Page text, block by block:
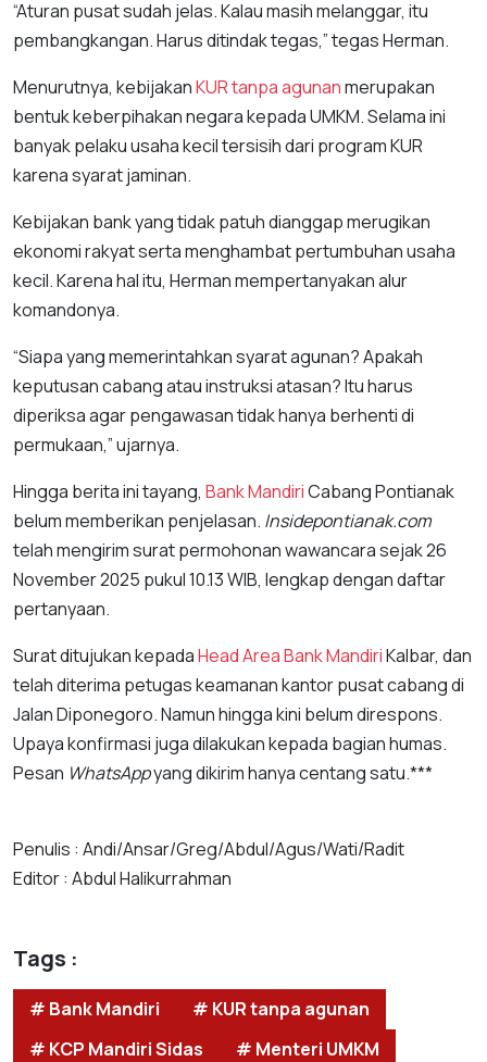
“Aturan pusat sudah jelas. Kalau masih melanggar, itu
pembangkangan. Harus ditindak tegas,” tegas Herman.
Menurutnya, kebijakanKUR tanpa agunanmerupakan
bentuk keberpihakan negara kepada UMKM. Selama ini
banyak pelaku usaha kecil tersisih dari program KUR
karena syarat jaminan.
Kebijakan bank yang tidak patuh dianggap merugikan
ekonomi rakyat serta menghambat pertumbuhan usaha
kecil. Karena hal itu, Herman mempertanyakan alur
komandonya.
“Siapa yang memerintahkan syarat agunan? Apakah
keputusan cabang atau instruksi atasan? Itu harus
diperiksa agar pengawasan tidak hanya berhenti di
permukaan,” ujarnya.
Hingga berita ini tayang, Bank MandiriCabang Pontianak
belum memberikan penjelasan. Insidepontianak.com
telah mengirim surat permohonan wawancara sejak 26
November 2025 pukul 10.13 WIB, lengkap dengan daftar
pertanyaan.
Surat ditujukan kepadaHead AreaBank MandiriKalbar, dan
telah diterima petugas keamanan kantor pusat cabang di
Jalan Diponegoro. Namun hingga kini belum direspons.
Upaya konfirmasi juga dilakukan kepada bagian humas.
Pesan WhatsAppyang dikirim hanya centang satu.***
Penulis : Andi/Ansar/Greg/Abdul/Agus/Wati/Radit
Editor : Abdul Halikurrahman
Tags :
# Bank Mandiri
# KUR tanpa agunan
# KCP Mandiri Sidas
# Menteri UMKM